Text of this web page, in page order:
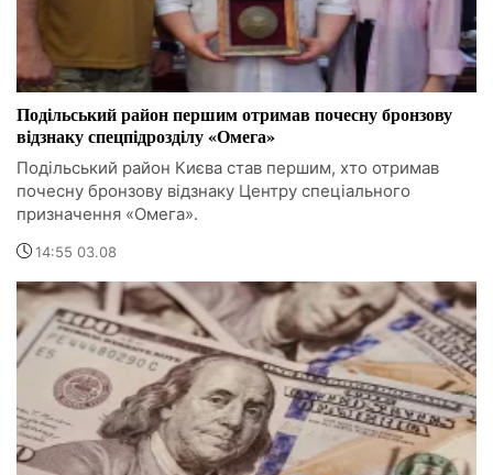
Подільський район першим отримав почесну бронзову
відзнаку спецпідрозділу «Омега»
Подільський район Києва став першим, хто отримав
почесну бронзову відзнаку Центру спеціального
призначення «Омега».
14:55 03.08